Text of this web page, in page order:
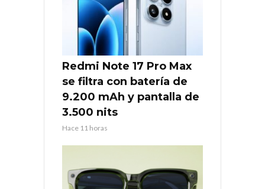
Redmi Note 17 Pro Max
se filtra con batería de
9.200 mAh y pantalla de
3.500 nits
Hace 11 horas